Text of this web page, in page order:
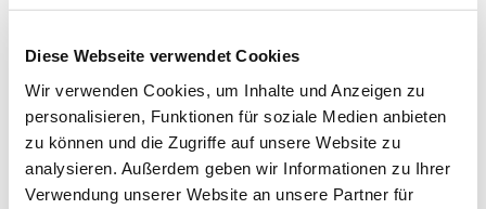
Diese Webseite verwendet Cookies
Wir verwenden Cookies, um Inhalte und Anzeigen zu
personalisieren, Funktionen für soziale Medien anbieten
zu können und die Zugriffe auf unsere Website zu
analysieren. Außerdem geben wir Informationen zu Ihrer
Verwendung unserer Website an unsere Partner für
Oeynhausen